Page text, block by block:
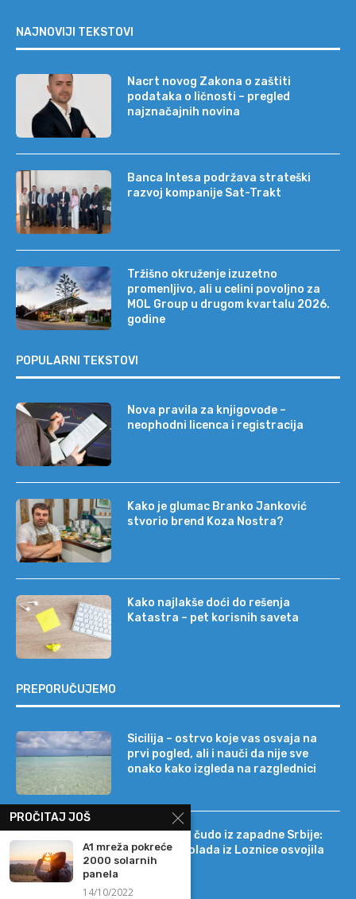
NAJNOVIJI TEKSTOVI
Nacrt novog Zakona o zaštiti
podataka o ličnosti – pregled
najznačajnih novina
Banca Intesa podržava strateški
razvoj kompanije Sat-Trakt
Tržišno okruženje izuzetno
promenljivo, ali u celini povoljno za
MOL Group u drugom kvartalu 2026.
godine
POPULARNI TEKSTOVI
Nova pravila za knjigovođe –
neophodni licenca i registracija
Kako je glumac Branko Janković
stvorio brend Koza Nostra?
Kako najlakše doći do rešenja
Katastra – pet korisnih saveta
PREPORUČUJEMO
Sicilija – ostrvo koje vas osvaja na
prvi pogled, ali i nauči da nije sve
onako kako izgleda na razglednici
Tehnološko čudo iz zapadne Srbije:
kako je čokolada iz Loznice osvojila
22 tržišta
PROČITAJ JOŠ
A1 mreža pokreće
2000 solarnih
panela
14/10/2022